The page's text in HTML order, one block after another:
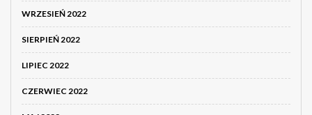
WRZESIEŃ 2022
SIERPIEŃ 2022
LIPIEC 2022
CZERWIEC 2022